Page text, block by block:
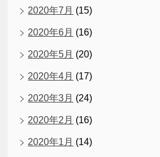
2020年7月 (15)
2020年6月 (16)
2020年5月 (20)
2020年4月 (17)
2020年3月 (24)
2020年2月 (16)
2020年1月 (14)